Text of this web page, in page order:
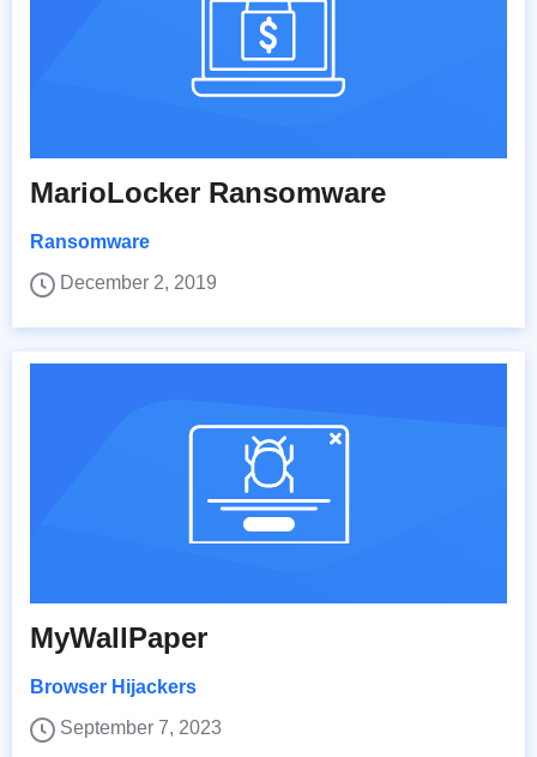
MarioLocker Ransomware
Ransomware
December 2, 2019
MyWallPaper
Browser Hijackers
September 7, 2023